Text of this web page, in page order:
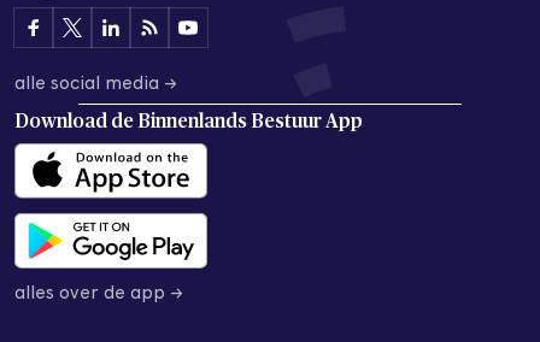
alle social media →
Download de Binnenlands Bestuur App
alles over de app →